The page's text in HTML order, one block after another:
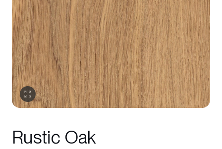
Rustic Oak